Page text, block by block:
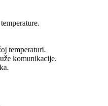
temperaturi.
komunikacije.